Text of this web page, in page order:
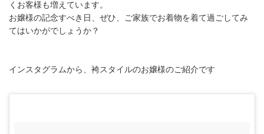
くお客様も増えています。
お嬢様の記念すべき日、ぜひ、ご家族でお着物を着て過ごしてみ
てはいかがでしょうか？
インスタグラムから、袴スタイルのお嬢様のご紹介です